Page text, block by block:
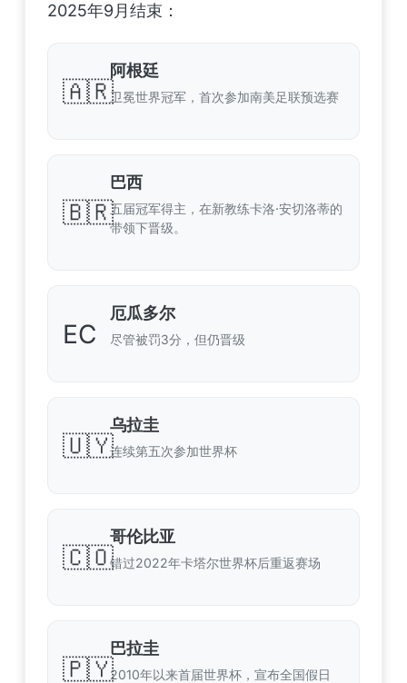
2025年9月结束：
🇦🇷
阿根廷
卫冕世界冠军，首次参加南美足联预选赛
🇧🇷
巴西
五届冠军得主，在新教练卡洛·安切洛蒂的
带领下晋级。
EC
厄瓜多尔
尽管被罚3分，但仍晋级
🇺🇾
乌拉圭
连续第五次参加世界杯
🇨🇴
哥伦比亚
错过2022年卡塔尔世界杯后重返赛场
🇵🇾
巴拉圭
2010年以来首届世界杯，宣布全国假日